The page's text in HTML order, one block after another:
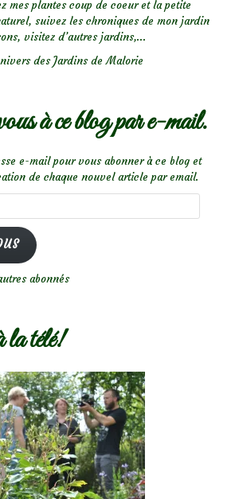
mes plantes coup de coeur et la petite
suivez les chroniques de mon jardin
visitez d’autres jardins,...
des Jardins de Malorie
à ce blog par e-mail.
e-mail pour vous abonner à ce blog et
de chaque nouvel article par email.
abonnés
télé!